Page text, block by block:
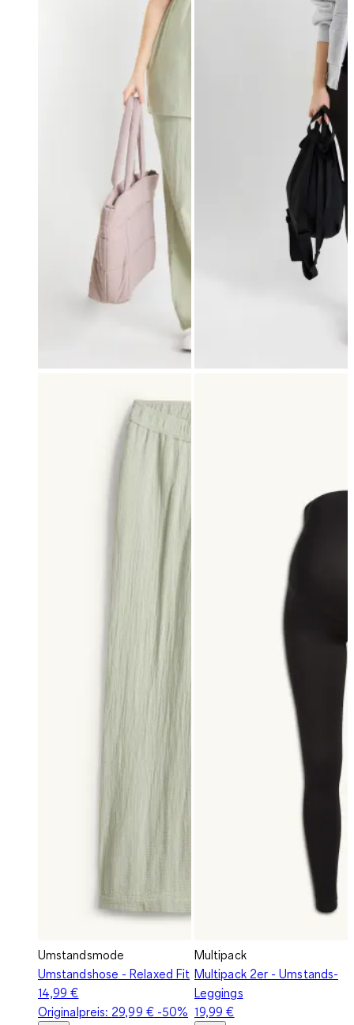
Umstandsmode
Umstandshose - Relaxed Fit
14,99 €
Originalpreis: 29,99 €-50%
Multipack
Multipack 2er - Umstands-
Leggings
19,99 €